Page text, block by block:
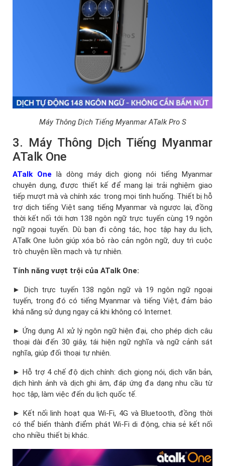
Máy Thông Dịch Tiếng Myanmar ATalk Pro S
3. Máy Thông Dịch Tiếng Myanmar
ATalk One
ATalk One là dòng máy dịch giọng nói tiếng Myanmar
chuyên dụng, được thiết kế để mang lại trải nghiệm giao
tiếp mượt mà và chính xác trong mọi tình huống. Thiết bị hỗ
trợ dịch tiếng Việt sang tiếng Myanmar và ngược lại, đồng
thời kết nối tới hơn 138 ngôn ngữ trực tuyến cùng 19 ngôn
ngữ ngoại tuyến. Dù bạn đi công tác, học tập hay du lịch,
ATalk One luôn giúp xóa bỏ rào cản ngôn ngữ, duy trì cuộc
trò chuyện liền mạch và tự nhiên.
Tính năng vượt trội của ATalk One:
► Dịch trực tuyến 138 ngôn ngữ và 19 ngôn ngữ ngoại
tuyến, trong đó có tiếng Myanmar và tiếng Việt, đảm bảo
khả năng sử dụng ngay cả khi không có Internet.
► Ứng dụng AI xử lý ngôn ngữ hiện đại, cho phép dịch câu
thoại dài đến 30 giây, tái hiện ngữ nghĩa và ngữ cảnh sát
nghĩa, giúp đối thoại tự nhiên.
► Hỗ trợ 4 chế độ dịch chính: dịch giọng nói, dịch văn bản,
dịch hình ảnh và dịch ghi âm, đáp ứng đa dạng nhu cầu từ
học tập, làm việc đến du lịch quốc tế.
► Kết nối linh hoạt qua Wi-Fi, 4G và Bluetooth, đồng thời
có thể biến thành điểm phát Wi-Fi di động, chia sẻ kết nối
cho nhiều thiết bị khác.